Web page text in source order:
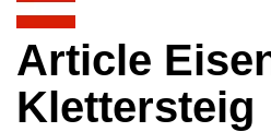
Article
Klettersteig